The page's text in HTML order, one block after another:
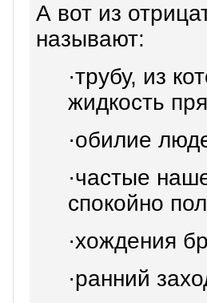
А вот из
называют:
·трубу, из
жидкость
·обилие
·частые
спокойно
·хождения
·ранний